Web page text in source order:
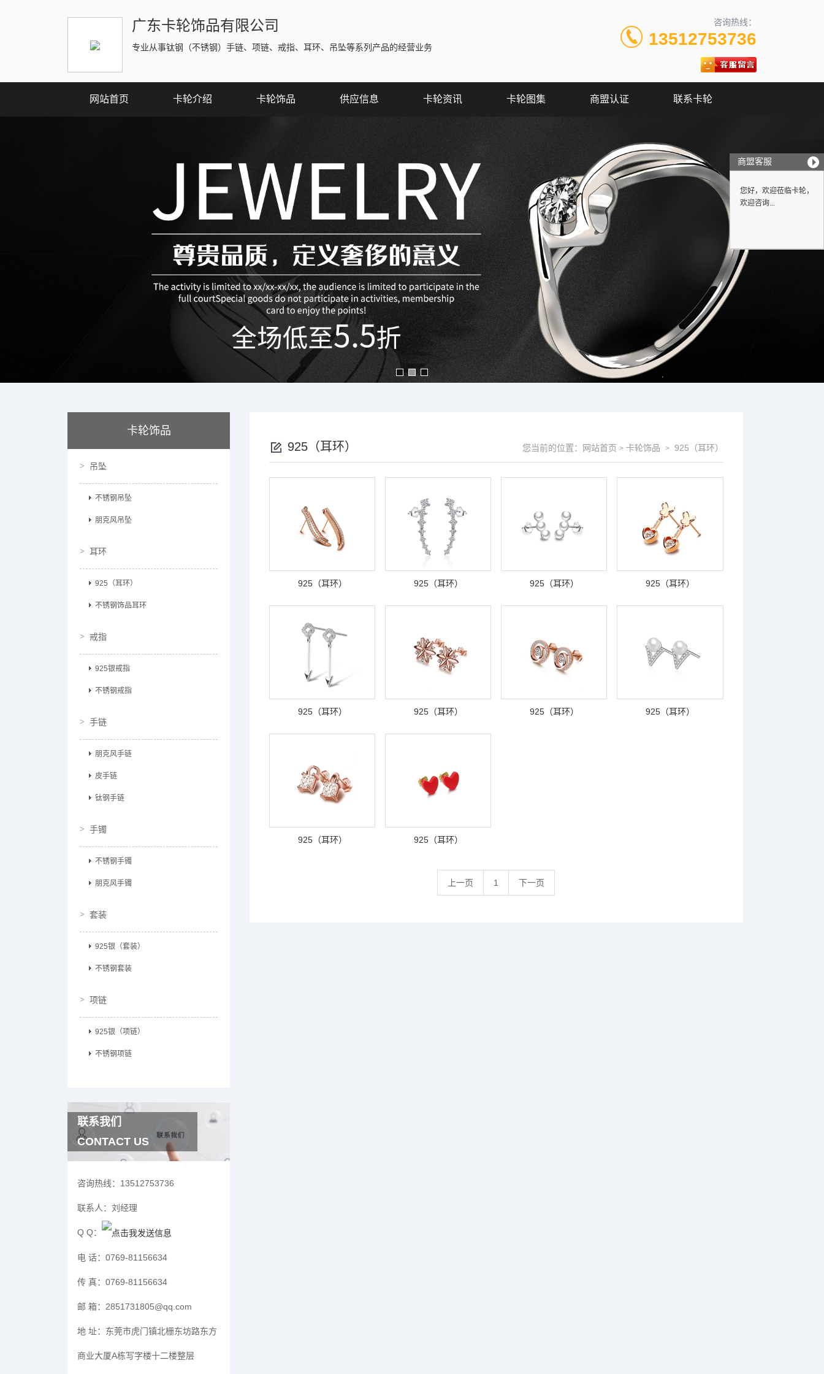
广东卡轮饰品有限公司
专业从事钛钢（不锈钢）手链、项链、戒指、耳环、吊坠等系列产品的经营业务
咨询热线：
13512753736
网站首页 卡轮介绍 卡轮饰品 供应信息 卡轮资讯 卡轮图集 商盟认证 联系卡轮
卡轮饰品
吊坠
不锈钢吊坠
朋克风吊坠
耳环
925（耳环）
不锈钢饰品耳环
戒指
925银戒指
不锈钢戒指
手链
朋克风手链
皮手链
钛钢手链
手镯
不锈钢手镯
朋克风手镯
套装
925银（套装）
不锈钢套装
项链
925银（项链）
不锈钢项链
联系我们
CONTACT US
咨询热线： 13512753736
联系人： 刘经理
Q Q：
电 话： 0769-81156634
传 真： 0769-81156634
邮 箱： 2851731805@qq.com
地 址： 东莞市虎门镇北栅东坊路东方
商业大厦A栋写字楼十二楼整层
925（耳环） 您当前的位置： 网站首页 > 卡轮饰品 > 925（耳环）
925（耳环） 925（耳环） 925（耳环） 925（耳环）
925（耳环） 925（耳环） 925（耳环） 925（耳环）
925（耳环） 925（耳环）
上一页 1 下一页
商盟客服
您好，欢迎莅临卡轮，
欢迎咨询...